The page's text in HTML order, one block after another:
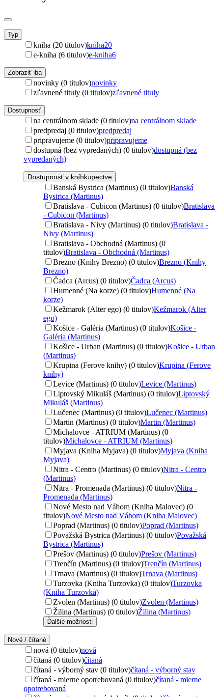
Typ
kniha (20 titulov)kniha20
e-kniha (6 titulov)e-kniha6
Zobraziť iba
novinky (0 titulov)novinky
zľavnené tituly (0 titulov)zľavnené tituly
Dostupnosť
na centrálnom sklade (0 titulov)na centrálnom sklade
predpredaj (0 titulov)predpredaj
pripravujeme (0 titulov)pripravujeme
dostupná (bez vypredaných) (0 titulov)dostupná (bez
vypredaných)
Dostupnosť v kníhkupectve
Banská Bystrica (Martinus) (0 titulov)Banská
Bystrica (Martinus)
Bratislava - Cubicon (Martinus) (0 titulov)Bratislava
- Cubicon (Martinus)
Bratislava - Nivy (Martinus) (0 titulov)Bratislava -
Nivy (Martinus)
Bratislava - Obchodná (Martinus) (0
titulov)Bratislava - Obchodná (Martinus)
Brezno (Knihy Brezno) (0 titulov)Brezno (Knihy
Brezno)
Čadca (Arcus) (0 titulov)Čadca (Arcus)
Humenné (Na korze) (0 titulov)Humenné (Na
korze)
Kežmarok (Alter ego) (0 titulov)Kežmarok (Alter
ego)
Košice - Galéria (Martinus) (0 titulov)Košice -
Galéria (Martinus)
Košice - Urban (Martinus) (0 titulov)Košice - Urban
(Martinus)
Krupina (Ferove knihy) (0 titulov)Krupina (Ferove
knihy)
Levice (Martinus) (0 titulov)Levice (Martinus)
Liptovský Mikuláš (Martinus) (0 titulov)Liptovský
Mikuláš (Martinus)
Lučenec (Martinus) (0 titulov)Lučenec (Martinus)
Martin (Martinus) (0 titulov)Martin (Martinus)
Michalovce - ATRIUM (Martinus) (0
titulov)Michalovce - ATRIUM (Martinus)
Myjava (Kniha Myjava) (0 titulov)Myjava (Kniha
Myjava)
Nitra - Centro (Martinus) (0 titulov)Nitra - Centro
(Martinus)
Nitra - Promenada (Martinus) (0 titulov)Nitra -
Promenada (Martinus)
Nové Mesto nad Váhom (Kniha Malovec) (0
titulov)Nové Mesto nad Váhom (Kniha Malovec)
Poprad (Martinus) (0 titulov)Poprad (Martinus)
Považská Bystrica (Martinus) (0 titulov)Považská
Bystrica (Martinus)
Prešov (Martinus) (0 titulov)Prešov (Martinus)
Trenčín (Martinus) (0 titulov)Trenčín (Martinus)
Trnava (Martinus) (0 titulov)Trnava (Martinus)
Turzovka (Kniha Turzovka) (0 titulov)Turzovka
(Kniha Turzovka)
Zvolen (Martinus) (0 titulov)Zvolen (Martinus)
Žilina (Martinus) (0 titulov)Žilina (Martinus)
Ďalšie možnosti
Nové / čítané
nová (0 titulov)nová
čítaná (0 titulov)čítaná
čítaná - výborný stav (0 titulov)čítaná - výborný stav
čítaná - mierne opotrebovaná (0 titulov)čítaná - mierne
opotrebovaná